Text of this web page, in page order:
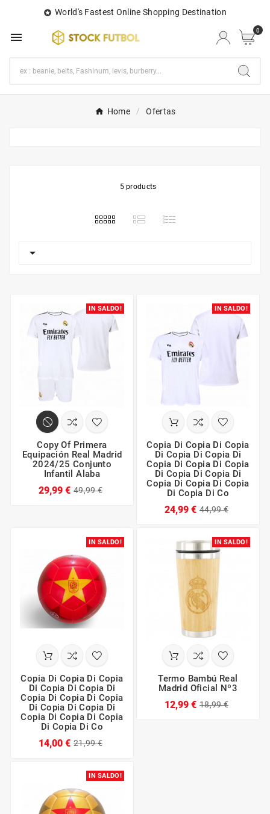
 World's Fastest Online Shopping Destination
 0
Home Ofertas
5 products

IN SALDO!
Copy Of Primera
Equipación Real Madrid
2024/25 Conjunto
Infantil Alaba
29,99 € 49,99 €
IN SALDO!
Copia Di Copia Di Copia
Di Copia Di Copia Di
Copia Di Copia Di Copia
Di Copia Di Copia Di
Copia Di Copia Di Copia
Di Copia Di Co
24,99 € 44,99 €
IN SALDO!
Copia Di Copia Di Copia
Di Copia Di Copia Di
Copia Di Copia Di Copia
Di Copia Di Copia Di
Copia Di Copia Di Copia
Di Copia Di Co
14,00 € 21,99 €
IN SALDO!
Termo Bambú Real
Madrid Oficial Nº3
12,99 € 18,99 €
IN SALDO!